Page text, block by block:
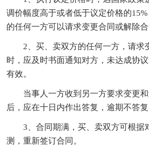
调价幅度高于或者低于议定价格的
的任何一方可以请求变更合同或解除合
2、买、卖双方的任何一方，请求
时，应及时书面通知对方，未达成协
有效。
当事人一方收到另一方要求变更
后，应在十日内作出答复，逾期不答复
3、合同期满，买、卖双方可根据
测，重新签订合同。